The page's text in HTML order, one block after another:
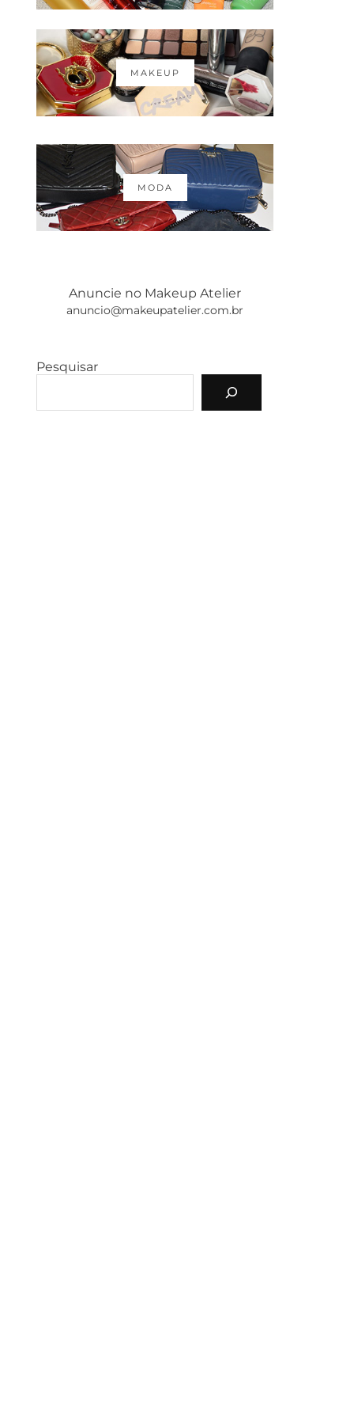
MAKEUP
MODA
Anuncie no Makeup Atelier
anuncio@makeupatelier.com.br
Pesquisar